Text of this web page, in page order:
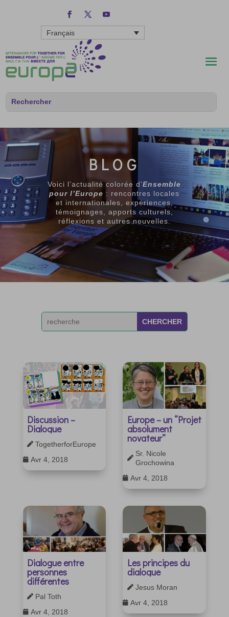
Français
BLOG
Voici l’actualité colorée d’Ensemble
pour l’Europe : rencontres locales
et internationales, expériences,
témoignages, apports culturels,
réflexions et autres nouvelles.
Discussion –
Dialogue
 TogetherforEurope
 Avr 4, 2018
Europe – un “Projet
absolument
novateur”

Sr. Nicole
Grochowina
 Avr 4, 2018
Dialogue entre
personnes
différentes
 Pal Toth
 Avr 4, 2018
Les principes du
dialogue
 Jesus Moran
 Avr 4, 2018